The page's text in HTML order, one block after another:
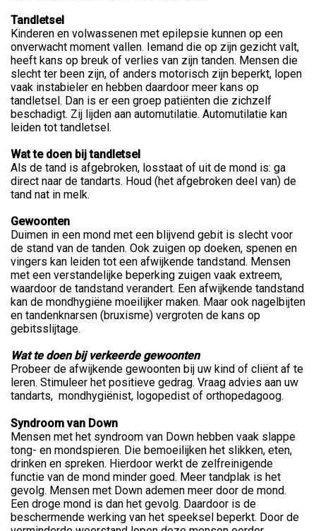
Tandletsel
Kinderen en volwassenen met epilepsie kunnen op een
onverwacht moment vallen. Iemand die op zijn gezicht valt,
heeft kans op breuk of verlies van zijn tanden. Mensen die
slecht ter been zijn, of anders motorisch zijn beperkt, lopen
vaak instabieler en hebben daardoor meer kans op
tandletsel. Dan is er een groep patiënten die zichzelf
beschadigt. Zij lijden aan automutilatie. Automutilatie kan
leiden tot tandletsel.
Wat te doen bij tandletsel
Als de tand is afgebroken, losstaat of uit de mond is: ga
direct naar de tandarts. Houd (het afgebroken deel van) de
tand nat in melk.
Gewoonten
Duimen in een mond met een blijvend gebit is slecht voor
de stand van de tanden. Ook zuigen op doeken, spenen en
vingers kan leiden tot een afwijkende tandstand. Mensen
met een verstandelijke beperking zuigen vaak extreem,
waardoor de tandstand verandert. Een afwijkende tandstand
kan de mondhygiëne moeilijker maken. Maar ook nagelbijten
en tandenknarsen (bruxisme) vergroten de kans op
gebitsslijtage.
Wat te doen bij verkeerde gewoonten
Probeer de afwijkende gewoonten bij uw kind of cliënt af te
leren. Stimuleer het positieve gedrag. Vraag advies aan uw
tandarts, mondhygiënist, logopedist of orthopedagoog.
Syndroom van Down
Mensen met het syndroom van Down hebben vaak slappe
tong- en mondspieren. Die bemoeilijken het slikken, eten,
drinken en spreken. Hierdoor werkt de zelfreinigende
functie van de mond minder goed. Meer tandplak is het
gevolg. Mensen met Down ademen meer door de mond.
Een droge mond is dan het gevolg. Daardoor is de
beschermende werking van het speeksel beperkt. Door de